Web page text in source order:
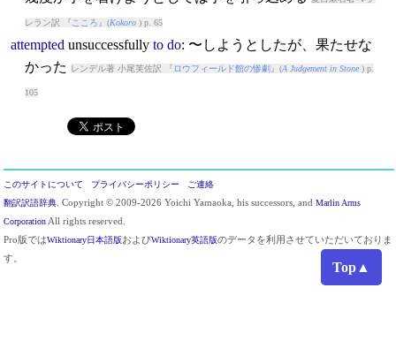
Top▲
レラン訳 『 こころ 』(Kokoro) p. 65
attempted unsuccessfully to do: 〜しようとしたが、果たせな
かった
レンデル著 小尾芙佐訳 『 ロウフィールド館の惨劇 』(A Judgement in Stone) p.
105
このサイトについて プライバシーポリシー
ご連絡
翻訳訳語辞典. Copyright © 2009-2026 Yoichi Yamaoka, his successors, and Marlin Arms
CorporationAll rights reserved.
Pro版ではWiktionary日本語版およびWiktionary英語版のデータを利用させていただいておりま
す。